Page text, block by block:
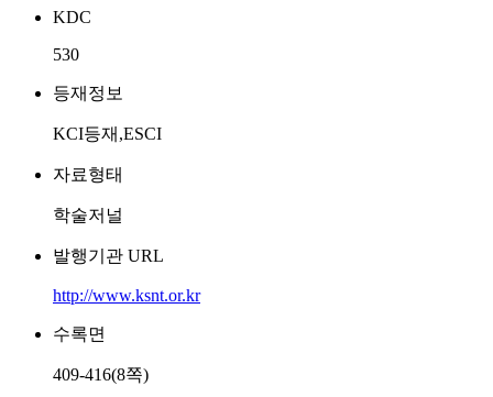
KDC
530
등재정보
KCI등재,ESCI
자료형태
학술저널
발행기관 URL
http://www.ksnt.or.kr
수록면
409-416(8쪽)